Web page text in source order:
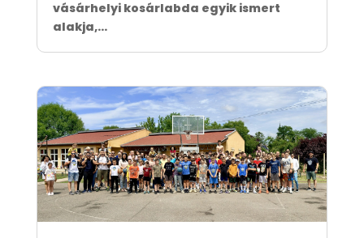
vásárhelyi kosárlabda egyik ismert
alakja,...